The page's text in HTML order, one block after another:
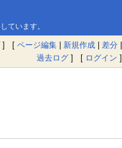
ています。
] [ ページ編集 | 新規作成 | 差分 |
過去ログ ] [ ログイン ]